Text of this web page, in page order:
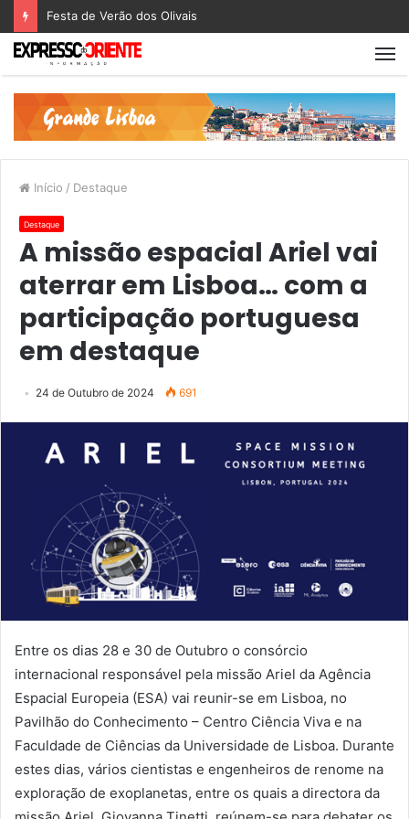
Festa de Verão dos Olivais
Início / Destaque
Destaque
A missão espacial Ariel vai
aterrar em Lisboa… com a
participação portuguesa
em destaque
24 de Outubro de 2024 691
Entre os dias 28 e 30 de Outubro o consórcio
internacional responsável pela missão Ariel da Agência
Espacial Europeia (ESA) vai reunir-se em Lisboa, no
Pavilhão do Conhecimento – Centro Ciência Viva e na
Faculdade de Ciências da Universidade de Lisboa. Durante
estes dias, vários cientistas e engenheiros de renome na
exploração de exoplanetas, entre os quais a directora da